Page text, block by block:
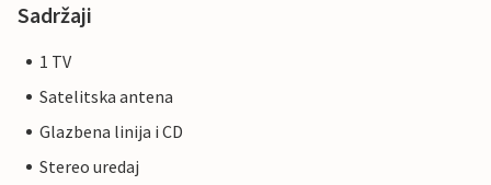
Sadržaji
1 TV
Satelitska antena
Glazbena linija i CD
Stereo uredaj